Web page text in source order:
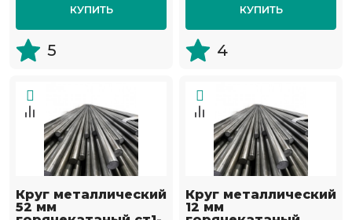
КУПИТЬ
5
КУПИТЬ
4
Круг металлический
52 мм
Круг металлический
12 мм